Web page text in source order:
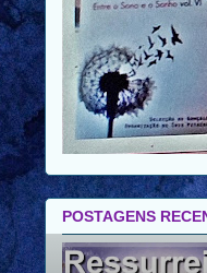
POSTAGENS